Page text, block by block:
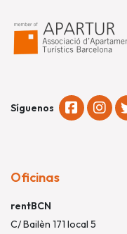
Síguenos
Oficinas
rentBCN
C/ Bailèn 171 local 5